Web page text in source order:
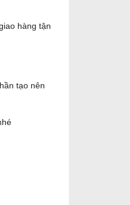
giao hàng tận
tạo nên